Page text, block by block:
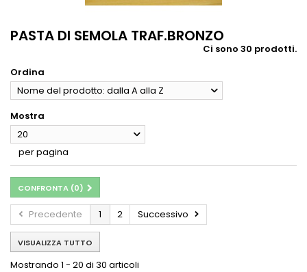
PASTA DI SEMOLA TRAF.BRONZO
Ci sono 30 prodotti.
Ordina
Nome del prodotto: dalla A alla Z
Mostra
20
per pagina
CONFRONTA (0)
Precedente 1 2 Successivo
VISUALIZZA TUTTO
Mostrando 1 - 20 di 30 articoli